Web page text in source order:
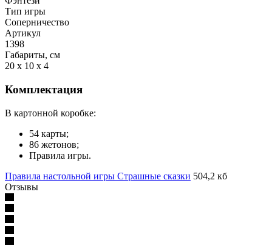
Тип игры
Соперничество
Артикул
1398
Габариты, см
20 x 10 x 4
Комплектация
В картонной коробке:
54 карты;
86 жетонов;
Правила игры.
Правила настольной игры Страшные сказки 504,2 кб
Отзывы